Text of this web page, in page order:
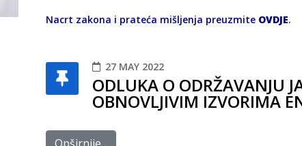
Nacrt zakona i prateća mišljenja preuzmite OVDJE.
27 MAY 2022
ODLUKA O ODRŽAVANJU
OBNOVLJIVIM IZVORIMA